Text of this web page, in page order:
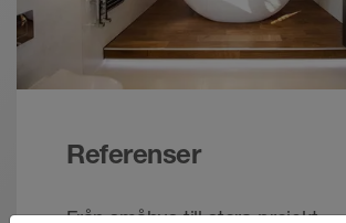
Referenser
Från småhus till stora projekt –